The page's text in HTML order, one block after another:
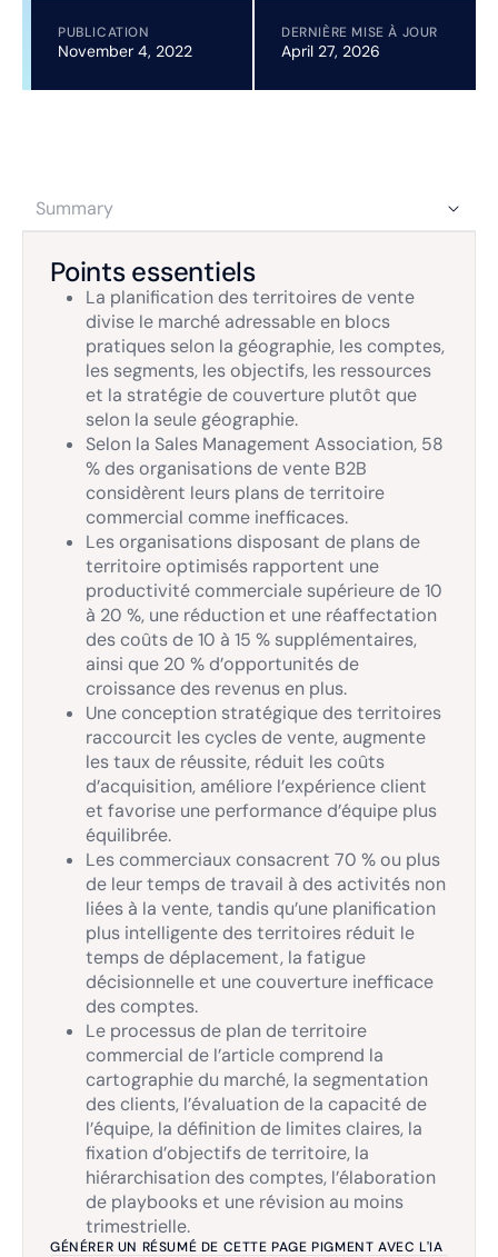
PUBLICATION
November 4, 2022
DERNIÈRE MISE À JOUR
April 27, 2026
Summary
Points essentiels
La planification des territoires de vente
divise le marché adressable en blocs
pratiques selon la géographie, les comptes,
les segments, les objectifs, les ressources
et la stratégie de couverture plutôt que
selon la seule géographie.
Selon la Sales Management Association, 58
% des organisations de vente B2B
considèrent leurs plans de territoire
commercial comme inefficaces.
Les organisations disposant de plans de
territoire optimisés rapportent une
productivité commerciale supérieure de 10
à 20 %, une réduction et une réaffectation
des coûts de 10 à 15 % supplémentaires,
ainsi que 20 % d’opportunités de
croissance des revenus en plus.
Une conception stratégique des territoires
raccourcit les cycles de vente, augmente
les taux de réussite, réduit les coûts
d’acquisition, améliore l’expérience client
et favorise une performance d’équipe plus
équilibrée.
Les commerciaux consacrent 70 % ou plus
de leur temps de travail à des activités non
liées à la vente, tandis qu’une planification
plus intelligente des territoires réduit le
temps de déplacement, la fatigue
décisionnelle et une couverture inefficace
des comptes.
Le processus de plan de territoire
commercial de l’article comprend la
cartographie du marché, la segmentation
des clients, l’évaluation de la capacité de
l’équipe, la définition de limites claires, la
fixation d’objectifs de territoire, la
hiérarchisation des comptes, l’élaboration
de playbooks et une révision au moins
trimestrielle.
GÉNÉRER UN RÉSUMÉ DE CETTE PAGE PIGMENT AVEC L'IA